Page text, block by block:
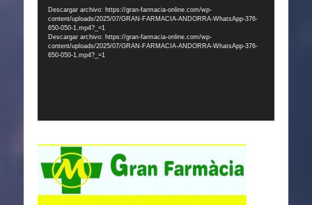
vídeo
Descargar archivo: https://gran-farmacia-online.com/wp-
content/uploads/2025/07/GRAN-FARMACIA-ANDORRA-WhatsApp-376-
650-050-1.mp4?_=1
Descargar archivo: https://gran-farmacia-online.com/wp-
content/uploads/2025/07/GRAN-FARMACIA-ANDORRA-WhatsApp-376-
650-050-1.mp4?_=1